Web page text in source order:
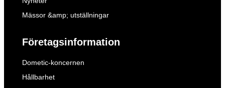
Mässor &amp; utställningar
Företagsinformation
Dometic-koncernen
Hållbarhet